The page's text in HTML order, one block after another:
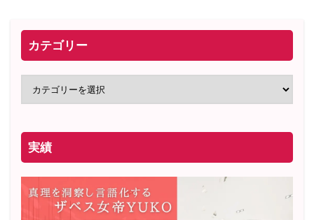
カテゴリー
実績